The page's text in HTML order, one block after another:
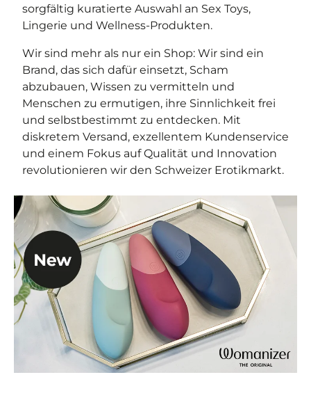
sorgfältig kuratierte Auswahl an Sex Toys,
Lingerie und Wellness-Produkten.
Wir sind mehr als nur ein Shop: Wir sind ein
Brand, das sich dafür einsetzt, Scham
abzubauen, Wissen zu vermitteln und
Menschen zu ermutigen, ihre Sinnlichkeit frei
und selbstbestimmt zu entdecken. Mit
diskretem Versand, exzellentem Kundenservice
und einem Fokus auf Qualität und Innovation
revolutionieren wir den Schweizer Erotikmarkt.